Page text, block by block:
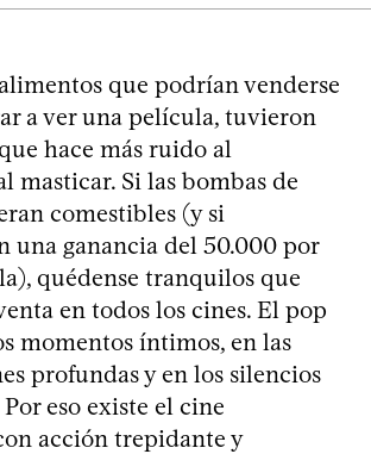
que podrían venderse
a ver una película, tuvieron
hace más ruido al
masticar. Si las bombas de
comestibles (y si
una ganancia del 50.000 por
quédense tranquilos que
en todos los cines. El pop
momentos íntimos, en las
profundas y en los silencios
eso existe el cine
acción trepidante y